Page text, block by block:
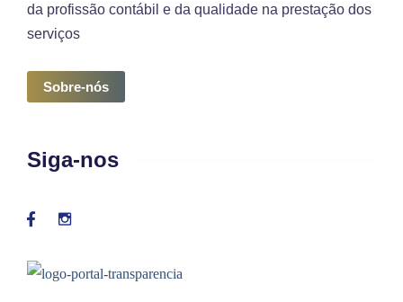
da profissão contábil e da qualidade na prestação dos
serviços
Sobre-nós
Siga-nos